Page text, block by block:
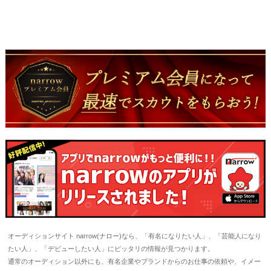
オーディションサイト narrow(ナロー)なら、「有名になりたい人」、「芸能人になり
たい人」、「デビューしたい人」にピッタリの情報が見つかります。
通常のオーディション以外にも、有名企業やブランドからのお仕事の依頼や、イメー